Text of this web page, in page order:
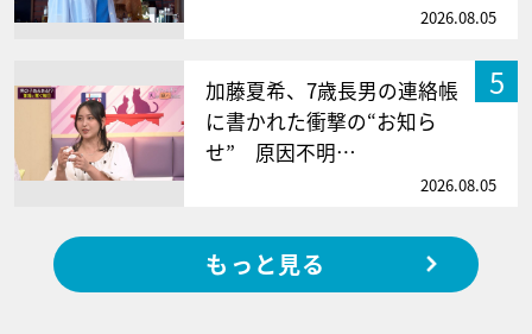
2026.08.05
5
加藤夏希、7歳長男の連絡帳
に書かれた衝撃の“お知ら
せ” 原因不明…
2026.08.05
もっと見る